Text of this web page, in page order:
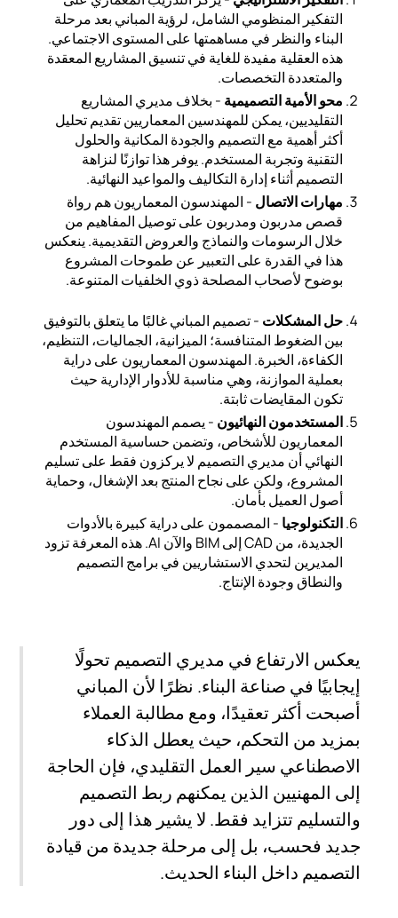
التفكير المنظومي الشامل، لرؤية المباني بعد مرحلة
البناء والنظر في مساهمتها على المستوى الاجتماعي.
هذه العقلية مفيدة للغاية في تنسيق المشاريع المعقدة
والمتعددة التخصصات.
محو الأمية التصميمية - بخلاف مديري المشاريع
التقليديين، يمكن للمهندسين المعماريين تقديم تحليل
أكثر أهمية مع التصميم والجودة المكانية والحلول
التقنية وتجربة المستخدم. يوفر هذا توازنًا لنزاهة
التصميم أثناء إدارة التكاليف والمواعيد النهائية.
مهارات الاتصال - المهندسون المعماريون هم رواة
قصص مدربون ومدربون على توصيل المفاهيم من
خلال الرسومات والنماذج والعروض التقديمية. ينعكس
هذا في القدرة على التعبير عن طموحات المشروع
بوضوح لأصحاب المصلحة ذوي الخلفيات المتنوعة.
حل المشكلات - تصميم المباني غالبًا ما يتعلق بالتوفيق
بين الضغوط المتنافسة؛ الميزانية، الجماليات، التنظيم،
الكفاءة، الخبرة. المهندسون المعماريون على دراية
بعملية الموازنة، وهي مناسبة للأدوار الإدارية حيث
تكون المقايضات ثابتة.
المستخدمون النهائيون - يصمم المهندسون
المعماريون للأشخاص، وتضمن حساسية المستخدم
النهائي أن مديري التصميم لا يركزون فقط على تسليم
المشروع، ولكن على نجاح المنتج بعد الإشغال، وحماية
أصول العميل بأمان.
التكنولوجيا - المصممون على دراية كبيرة بالأدوات
الجديدة، من CAD إلى BIM والآن AI. هذه المعرفة تزود
المديرين لتحدي الاستشاريين في برامج التصميم
والنطاق وجودة الإنتاج.
يعكس الارتفاع في مديري التصميم تحولًا
إيجابيًا في صناعة البناء. نظرًا لأن المباني
أصبحت أكثر تعقيدًا، ومع مطالبة العملاء
بمزيد من التحكم، حيث يعطل الذكاء
الاصطناعي سير العمل التقليدي، فإن الحاجة
إلى المهنيين الذين يمكنهم ربط التصميم
والتسليم تتزايد فقط. لا يشير هذا إلى دور
جديد فحسب، بل إلى مرحلة جديدة من قيادة
التصميم داخل البناء الحديث.